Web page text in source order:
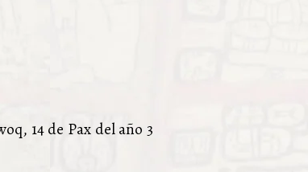
14 de Pax del año 3